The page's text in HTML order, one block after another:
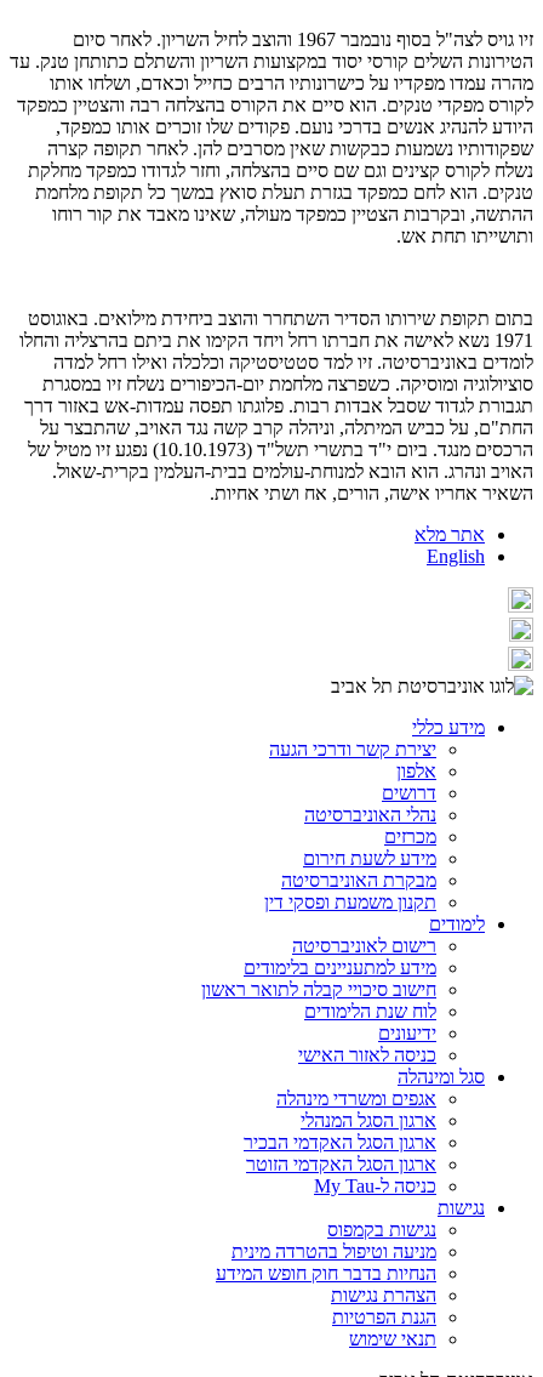
זיו גויס לצה"ל בסוף נובמבר 1967 והוצב לחיל השריון. לאחר סיום
הטירונות השלים קורסי יסוד במקצועות השריון והשתלם כתותחן טנק. עד
מהרה עמדו מפקדיו על כישרונותיו הרבים כחייל וכאדם, ושלחו אותו
לקורס מפקדי טנקים. הוא סיים את הקורס בהצלחה רבה והצטיין כמפקד
היודע להנהיג אנשים בדרכי נועם. פקודים שלו זוכרים אותו כמפקד,
שפקודותיו נשמעות כבקשות שאין מסרבים להן. לאחר תקופה קצרה
נשלח לקורס קצינים וגם שם סיים בהצלחה, וחזר לגדודו כמפקד מחלקת
טנקים. הוא לחם כמפקד בגזרת תעלת סואץ במשך כל תקופת מלחמת
ההתשה, ובקרבות הצטיין כמפקד מעולה, שאינו מאבד את קור רוחו
ותושייתו תחת אש.
בתום תקופת שירותו הסדיר השתחרר והוצב ביחידת מילואים. באוגוסט
1971 נשא לאישה את חברתו רחל ויחד הקימו את ביתם בהרצליה והחלו
לומדים באוניברסיטה. זיו למד סטטיסטיקה וכלכלה ואילו רחל למדה
סוציולוגיה ומוסיקה. כשפרצה מלחמת יום-הכיפורים נשלח זיו במסגרת
תגבורת לגדוד שסבל אבדות רבות. פלוגתו תפסה עמדות-אש באזור דרך
החת"ם, על כביש המיתלה, וניהלה קרב קשה נגד האויב, שהתבצר על
הרכסים מנגד. ביום י"ד בתשרי תשל"ד (10.10.1973) נפגע זיו מטיל של
האויב ונהרג. הוא הובא למנוחת-עולמים בבית-העלמין בקרית-שאול.
השאיר אחריו אישה, הורים, אח ושתי אחיות.
אתר מלא
English
מידע כללי
יצירת קשר ודרכי הגעה
אלפון
דרושים
נהלי האוניברסיטה
מכרזים
מידע לשעת חירום
מבקרת האוניברסיטה
תקנון משמעת ופסקי דין
לימודים
רישום לאוניברסיטה
מידע למתעניינים בלימודים
חישוב סיכויי קבלה לתואר ראשון
לוח שנת הלימודים
ידיעונים
כניסה לאזור האישי
סגל ומינהלה
אגפים ומשרדי מינהלה
ארגון הסגל המנהלי
ארגון הסגל האקדמי הבכיר
ארגון הסגל האקדמי הזוטר
כניסה ל-My Tau
נגישות
נגישות בקמפוס
מניעה וטיפול בהטרדה מינית
הנחיות בדבר חוק חופש המידע
הצהרת נגישות
הגנת הפרטיות
תנאי שימוש